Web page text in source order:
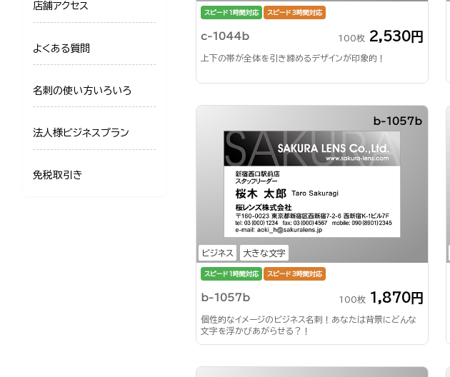
スピード1時間対応 スピード3時間対応
c-1044b 100枚 2,530円
上下の帯が全体を引き締めるデザインが印象的！
ビジネス 大きな文字
b-1057b
スピード1時間対応 スピード3時間対応
b-1057b 100枚 1,870円
個性的なイメージのビジネス名刺！あなたは背景にどんな
文字を浮かびあがらせる？！
店舗アクセス
よくある質問
名刺の使い方いろいろ
法人様ビジネスプラン
免税取引き